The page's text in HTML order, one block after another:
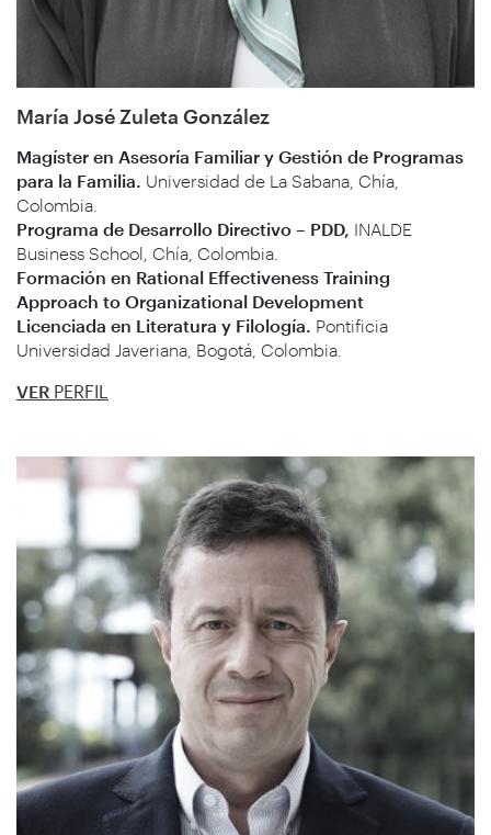
María José Zuleta González
Magíster en Asesoría Familiar y Gestión de Programas
para la Familia. Universidad de La Sabana, Chía,
Colombia.
Programa de Desarrollo Directivo – PDD, INALDE
Business School, Chía, Colombia.
Formación en Rational Effectiveness Training
Approach to Organizational Development
Licenciada en Literatura y Filología. Pontificia
Universidad Javeriana, Bogotá, Colombia.
VER PERFIL